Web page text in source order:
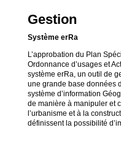
Gestion
Système erRa
L’approbation du Plan
Ordonnance d’usages et
système erRa, un outil de
une grande base données
système d’information
de manière à manipuler et
l’urbanisme et à la
définissent la possibilité